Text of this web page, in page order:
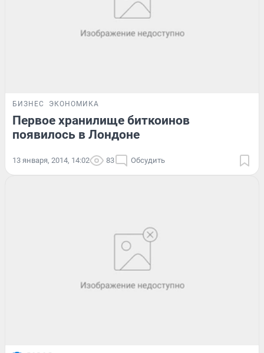
БИЗНЕС ЭКОНОМИКА
Первое хранилище биткоинов
появилось в Лондоне
13 января, 2014, 14:02 83 Обсудить